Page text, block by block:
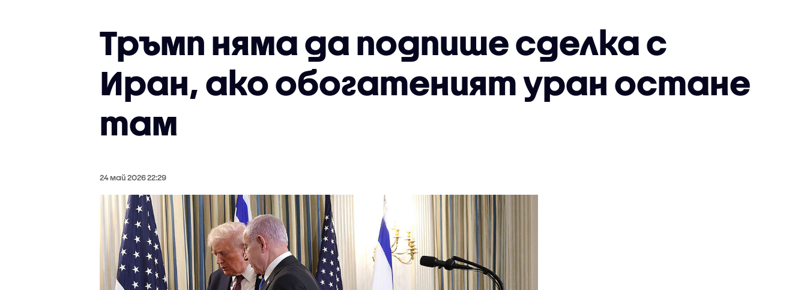
Тръмп няма да подпише сделка с
Иран, ако обогатеният уран остане
там
24 май 2026 22:29